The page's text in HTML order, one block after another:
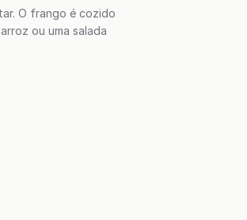
O frango é cozido
ou uma salada